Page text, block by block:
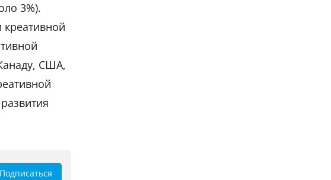
3%).
США,
Подписаться